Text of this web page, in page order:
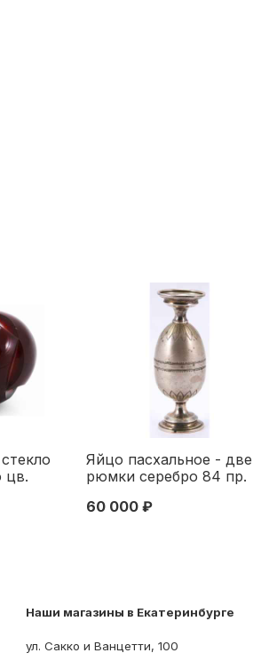
цв.
XX
Яйцо пасхальное - две
рюмки серебро 84 пр.
Российская империя
60 000 ₽
Наши магазины в Екатеринбурге
ул. Сакко и Ванцетти, 100